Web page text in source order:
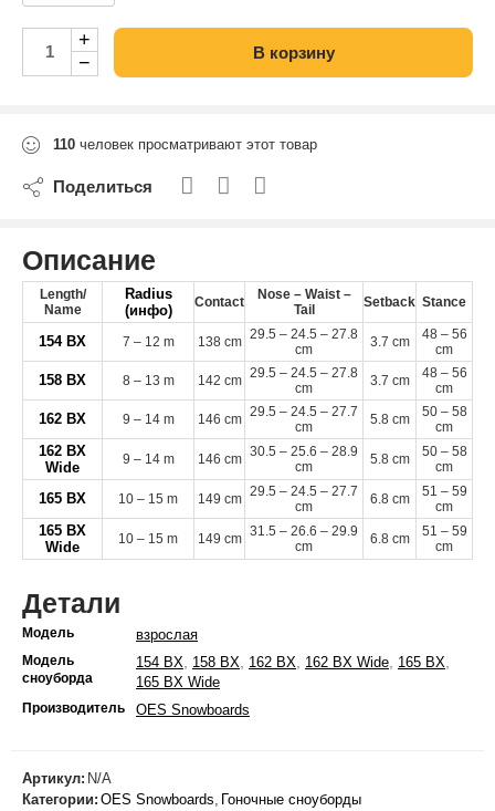
+
−
В корзину
110 человек просматривают этот товар
Поделиться
Описание
Length/​
Name
Radius
(инфо)
Contact
Nose – Waist –
Tail
Setback Stance
154 BX 7 – 12 m 138cm 29.5 – 24.5 – 27.8
cm
3.7 cm 48– 56
cm
158 BX 8– 13 m 142 cm 29.5 – 24.5 – 27.8
cm
3.7 cm 48– 56
cm
162 BX 9 – 14m 146 cm 29.5 – 24.5 – 27.7
cm
5.8cm 50– 58
cm
162 BX
Wide
9 – 14m 146 cm 30.5 – 25.6 – 28.9
cm
5.8cm 50– 58
cm
165 BX 10 – 15 m 149 cm 29.5 – 24.5 – 27.7
cm
6.8cm 51 – 59
cm
165 BX
Wide
10 – 15 m 149 cm 31.5 – 26.6 – 29.9
cm
6.8cm 51 – 59
cm
Детали
Модель взрослая
Модель
сноуборда
154 BX 158 BX 162 BX 162 BX Wide 165 BX
165 BX Wide
Производитель OES Snowboards
Артикул: N/A
Категории: OES Snowboards, Гоночные сноуборды